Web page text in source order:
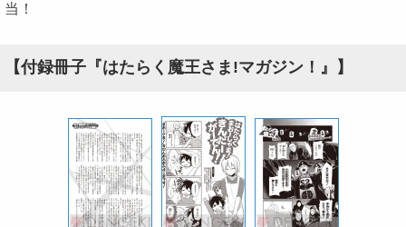
当！
【付録冊子『はたらく魔王さま!マガジン！』】